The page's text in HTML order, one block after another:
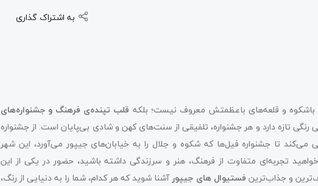
به اشتراک گذاری
باشکوه و قلعه‌های باعظمتش معروف نیست؛ بلکه قلب تپنده‌ی فرهنگ و جشنواره‌های
تازه دارد و هر جشنواره، تلفیقی از سنت‌های کهن و شادی بی‌پایان است. از جشنواره
می‌کند تا جشنواره فیل‌ها که شکوه و جلال را به خیابان‌های جیپور می‌آورد، این شهر
تجربه‌ای متفاوت از فرهنگ، هنر و سرزندگی داشته باشید، حضور در یکی از این
و جذاب‌ترین فستیوال های جیپورآشنا شوید که هر کدام، شما را به دنیایی از رنگ،